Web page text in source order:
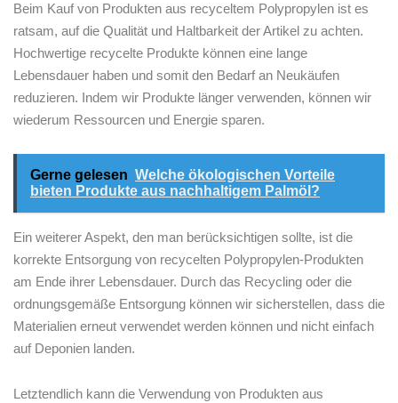
Beim ⁤Kauf von Produkten aus recyceltem Polypropylen ist es
ratsam, auf die Qualität und Haltbarkeit ⁤der⁢ Artikel zu achten.
Hochwertige recycelte Produkte können eine lange
Lebensdauer haben und somit den Bedarf an Neukäufen
reduzieren. Indem wir‍ Produkte länger verwenden, können wir
wiederum Ressourcen und Energie sparen.
Gerne gelesen Welche ökologischen Vorteile
bieten Produkte aus nachhaltigem Palmöl?
Ein weiterer Aspekt, den man berücksichtigen sollte, ist die
korrekte Entsorgung von recycelten⁣ Polypropylen-Produkten
am Ende ⁣ihrer Lebensdauer.⁤ Durch das Recycling oder die
ordnungsgemäße Entsorgung ⁤können wir sicherstellen, dass die
Materialien erneut verwendet werden können und nicht einfach
auf Deponien landen.
Letztendlich kann die Verwendung​ von Produkten aus